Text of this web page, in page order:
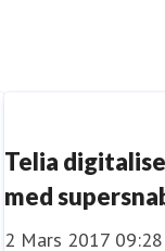
Telia
med
2 Mars 2017 09:28